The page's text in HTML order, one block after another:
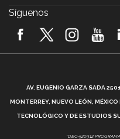
2026! (video)
¿Cómo es el
Vida Tec:
Síguenos
AV. EUGENIO GARZA SADA
MONTERREY, NUEVO LEÓN,
TECNOLÓGICO Y DE ESTUDIOS
*DEC-520912